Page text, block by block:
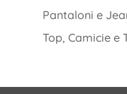
Pantaloni e
Top, Camicie e